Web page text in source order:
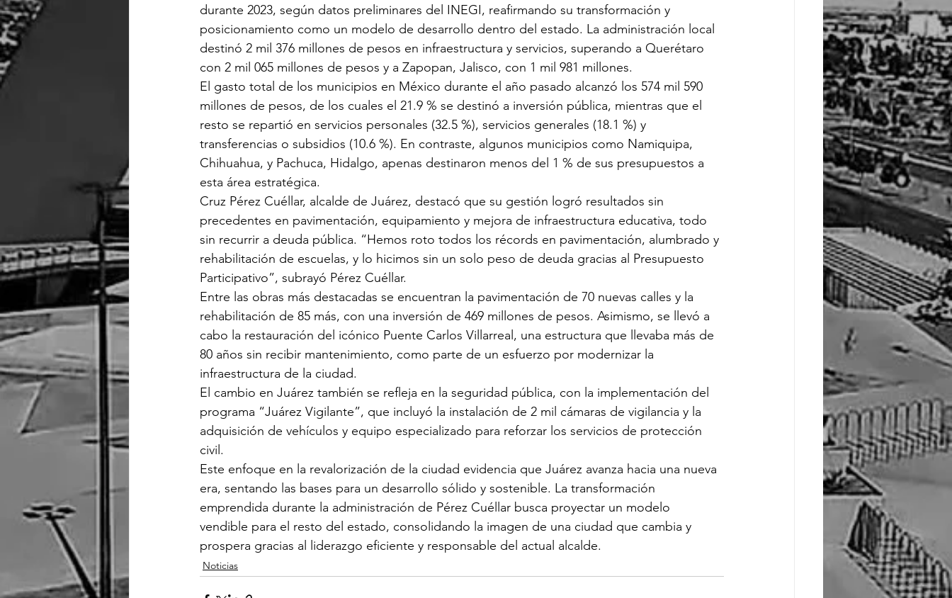
durante 2023, según datos preliminares del INEGI, reafirmando su transformación y
posicionamiento como un modelo de desarrollo dentro del estado. La administración local
destinó 2 mil 376 millones de pesos en infraestructura y servicios, superando a Querétaro
con 2 mil 065 millones de pesos y a Zapopan, Jalisco, con 1 mil 981 millones.
El gasto total de los municipios en México durante el año pasado alcanzó los 574 mil 590
millones de pesos, de los cuales el 21.9 % se destinó a inversión pública, mientras que el
resto se repartió en servicios personales (32.5 %), servicios generales (18.1 %) y
transferencias o subsidios (10.6 %). En contraste, algunos municipios como Namiquipa,
Chihuahua, y Pachuca, Hidalgo, apenas destinaron menos del 1 % de sus presupuestos a
esta área estratégica.
Cruz Pérez Cuéllar, alcalde de Juárez, destacó que su gestión logró resultados sin
precedentes en pavimentación, equipamiento y mejora de infraestructura educativa, todo
sin recurrir a deuda pública. “Hemos roto todos los récords en pavimentación, alumbrado y
rehabilitación de escuelas, y lo hicimos sin un solo peso de deuda gracias al Presupuesto
Participativo”, subrayó Pérez Cuéllar.
Entre las obras más destacadas se encuentran la pavimentación de 70 nuevas calles y la
rehabilitación de 85 más, con una inversión de 469 millones de pesos. Asimismo, se llevó a
cabo la restauración del icónico Puente Carlos Villarreal, una estructura que llevaba más de
80 años sin recibir mantenimiento, como parte de un esfuerzo por modernizar la
infraestructura de la ciudad.
El cambio en Juárez también se refleja en la seguridad pública, con la implementación del
programa “Juárez Vigilante”, que incluyó la instalación de 2 mil cámaras de vigilancia y la
adquisición de vehículos y equipo especializado para reforzar los servicios de protección
civil.
Este enfoque en la revalorización de la ciudad evidencia que Juárez avanza hacia una nueva
era, sentando las bases para un desarrollo sólido y sostenible. La transformación
emprendida durante la administración de Pérez Cuéllar busca proyectar un modelo
vendible para el resto del estado, consolidando la imagen de una ciudad que cambia y
prospera gracias al liderazgo eficiente y responsable del actual alcalde.
Noticias